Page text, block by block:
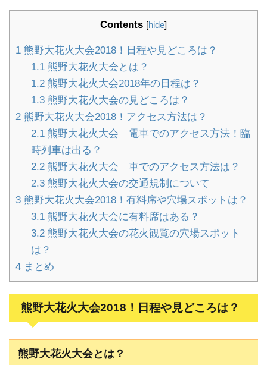
Contents [hide]
1 熊野大花火大会2018！日程や見どころは？
1.1熊野大花火大会とは？
1.2熊野大花火大会2018年の日程は？
1.3熊野大花火大会の見どころは？
2 熊野大花火大会2018！アクセス方法は？
2.1熊野大花火大会 電車でのアクセス方法！臨
時列車は出る？
2.2熊野大花火大会 車でのアクセス方法は？
2.3熊野大花火大会の交通規制について
3 熊野大花火大会2018！有料席や穴場スポットは？
3.1熊野大花火大会に有料席はある？
3.2熊野大花火大会の花火観覧の穴場スポット
は？
4 まとめ
熊野大花火大会2018！日程や見どころは？
熊野大花火大会とは？